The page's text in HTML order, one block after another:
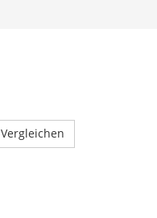
Vergleichen